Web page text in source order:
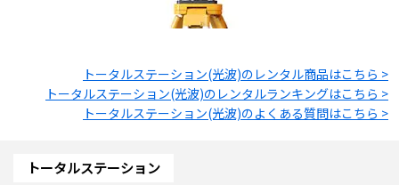
トータルステーション(光波)のレンタル商品はこちら >
トータルステーション(光波)のレンタルランキングはこちら >
トータルステーション(光波)のよくある質問はこちら >
トータルステーション